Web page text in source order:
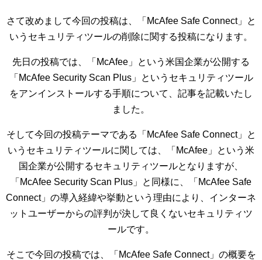
さて改めまして今回の投稿は、「McAfee Safe Connect」と
いうセキュリティツールの削除に関する投稿になります。
先日の投稿では、「McAfee」という米国企業が公開する
「McAfee Security Scan Plus」というセキュリティツール
をアンインストールする手順について、記事を記載いたし
ました。
そして今回の投稿テーマである「McAfee Safe Connect」と
いうセキュリティツールに関しては、「McAfee」という米
国企業が公開するセキュリティツールとなりますが、
「McAfee Security Scan Plus」と同様に、「McAfee Safe
Connect」の導入経緯や挙動という理由により、インターネ
ットユーザーからの評判が決して良くないセキュリティツ
ールです。
そこで今回の投稿では、「McAfee Safe Connect」の概要を